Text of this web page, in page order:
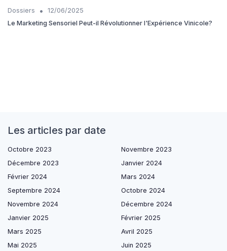
Dossiers •
12/06/2025
Le Marketing Sensoriel Peut-il Révolutionner l'Expérience Vinicole?
Les articles par date
Octobre 2023
Novembre 2023
Décembre 2023
Janvier 2024
Février 2024
Mars 2024
Septembre 2024
Octobre 2024
Novembre 2024
Décembre 2024
Janvier 2025
Février 2025
Mars 2025
Avril 2025
Mai 2025
Juin 2025